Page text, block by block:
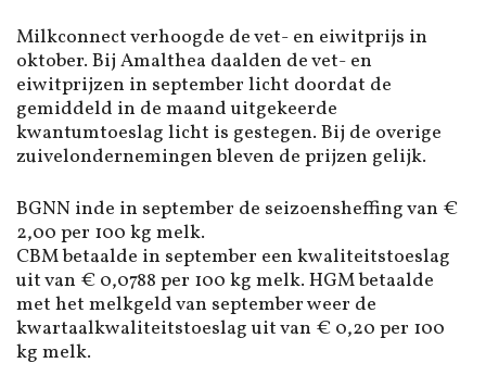
Milkconnect verhoogde de vet- en eiwitprijs in
oktober. Bij Amalthea daalden de vet- en
eiwitprijzen in september licht doordat de
gemiddeld in de maand uitgekeerde
kwantumtoeslag licht is gestegen. Bij de overige
zuivelondernemingen bleven de prijzen gelijk.
BGNN inde in september de seizoensheffing van €
2,00 per 100 kg melk.
CBM betaalde in september een kwaliteitstoeslag
uit van € 0,0788 per 100 kg melk. HGM betaalde
met het melkgeld van september weer de
kwartaalkwaliteitstoeslag uit van € 0,20 per 100
kg melk.